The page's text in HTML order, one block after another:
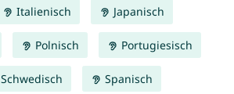
Italienisch Japanisch
Polnisch Portugiesisch
Schwedisch Spanisch